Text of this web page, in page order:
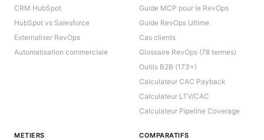
CRM HubSpot
HubSpot vs Salesforce
Externaliser RevOps
Automatisation commerciale
Guide MCP pour le RevOps
Guide RevOps Ultime
Cas clients
Glossaire RevOps (78 termes)
Outils B2B (173+)
Calculateur CAC Payback
Calculateur LTV/CAC
Calculateur Pipeline Coverage
METIERS COMPARATIFS